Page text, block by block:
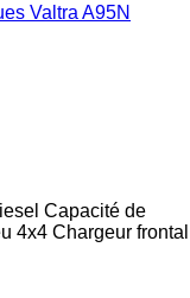
Valtra A95N
Capacité de
4x4 Chargeur frontal